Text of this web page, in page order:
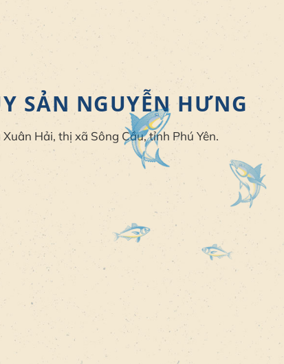
SẢN NGUYỄN HƯNG
Hải, thị xã Sông Cầu, tỉnh Phú Yên.